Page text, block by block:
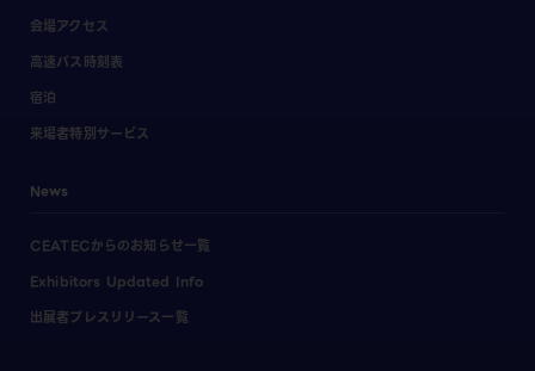
会場アクセス
高速バス時刻表
宿泊
来場者特別サービス
News
CEATECからのお知らせ一覧
Exhibitors Updated Info
出展者プレスリリース一覧